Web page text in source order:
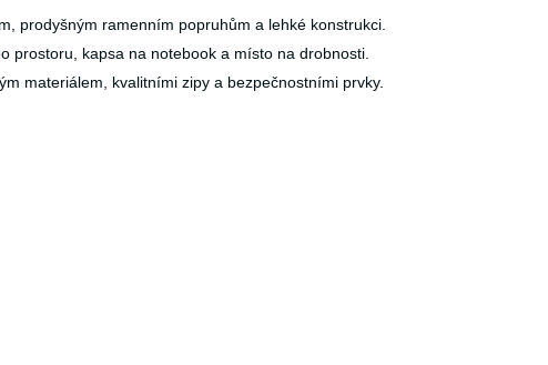
prodyšným ramenním popruhům a lehké konstrukci.
prostoru, kapsa na notebook a místo na drobnosti.
materiálem, kvalitními zipy a bezpečnostními prvky.